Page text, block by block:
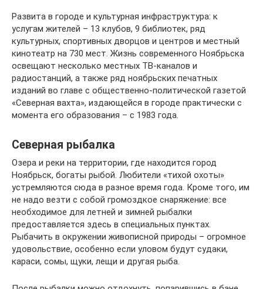
Развита в городе и культурная инфраструктура: к
услугам жителей – 13 клубов, 9 библиотек, ряд
культурных, спортивных дворцов и центров и местный
кинотеатр на 730 мест. Жизнь современного Ноябрьска
освещают несколько местных ТВ-каналов и
радиостанций, а также ряд ноябрьских печатных
изданий во главе с общественно-политической газетой
«Северная вахта», издающейся в городе практически с
момента его образования – с 1983 года.
Северная рыбалка
Озера и реки на территории, где находится город
Ноябрьск, богаты рыбой. Любители «тихой охоты»
устремляются сюда в разное время года. Кроме того, им
не надо везти с собой громоздкое снаряжение: все
необходимое для летней и зимней рыбалки
предоставляется здесь в специальных пунктах.
Рыбачить в окружении живописной природы – огромное
удовольствие, особенно если уловом будут судаки,
караси, сомы, щуки, лещи и другая рыба.